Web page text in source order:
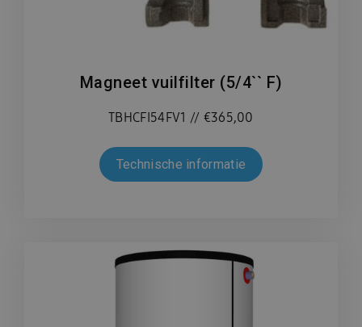
Magneet vuilfilter (5/4`` F)
TBHCFI54FV1 // €365,00
Technische informatie